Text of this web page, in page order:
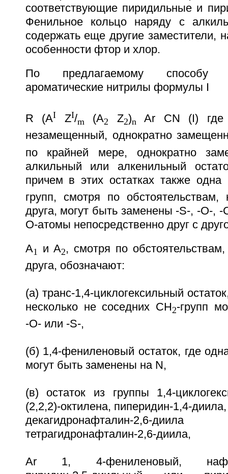
соответствующие пиридильные и
Фенильное кольцо наряду с
содержать еще другие заместители,
особенности фтор и хлор.
По предлагаемому способу
ароматические нитрилы формулы I
R (AI ZI/m (A2 Z2)n Ar CN (I) где
незамещенный, однократно
по крайней мере, однократно
алкильный или алкенильный
причем в этих остатках также
групп, смотря по обстоятельствам,
друга, могут быть заменены -S-, -O-, -
О-атомы непосредственно друг с
А1 и А2, cмотря по
друга, обозначают:
(а) транс-1,4-циклогексильный
несколько не соседних СН2-групп
-О- или -S-,
(б) 1,4-фениленовый остаток, где
могут быть заменены на N,
(в) остаток из группы 1,4-
(2,2,2)-октилена, пиперидин-1,4-
декагидронафталин-2,6-
тетрагидронафталин-2,6-диила,
Ar 1, 4-фениленовый,